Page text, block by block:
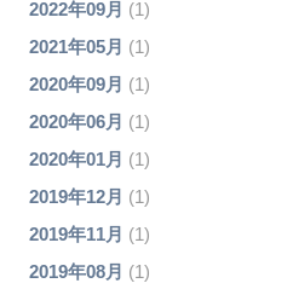
2022年09月 (1)
2021年05月 (1)
2020年09月 (1)
2020年06月 (1)
2020年01月 (1)
2019年12月 (1)
2019年11月 (1)
2019年08月 (1)